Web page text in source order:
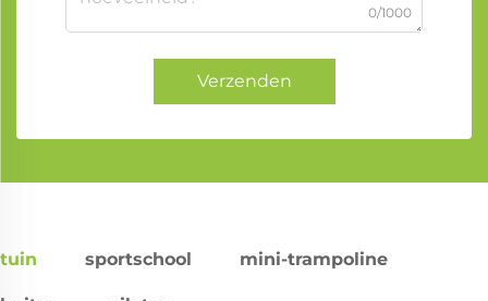
0/1000
Verzenden
tuin sportschool mini-trampoline